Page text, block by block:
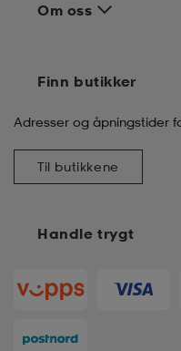
Om oss
Handle trygt
Finn butikker
Adresser og åpningstider
Til butikkene